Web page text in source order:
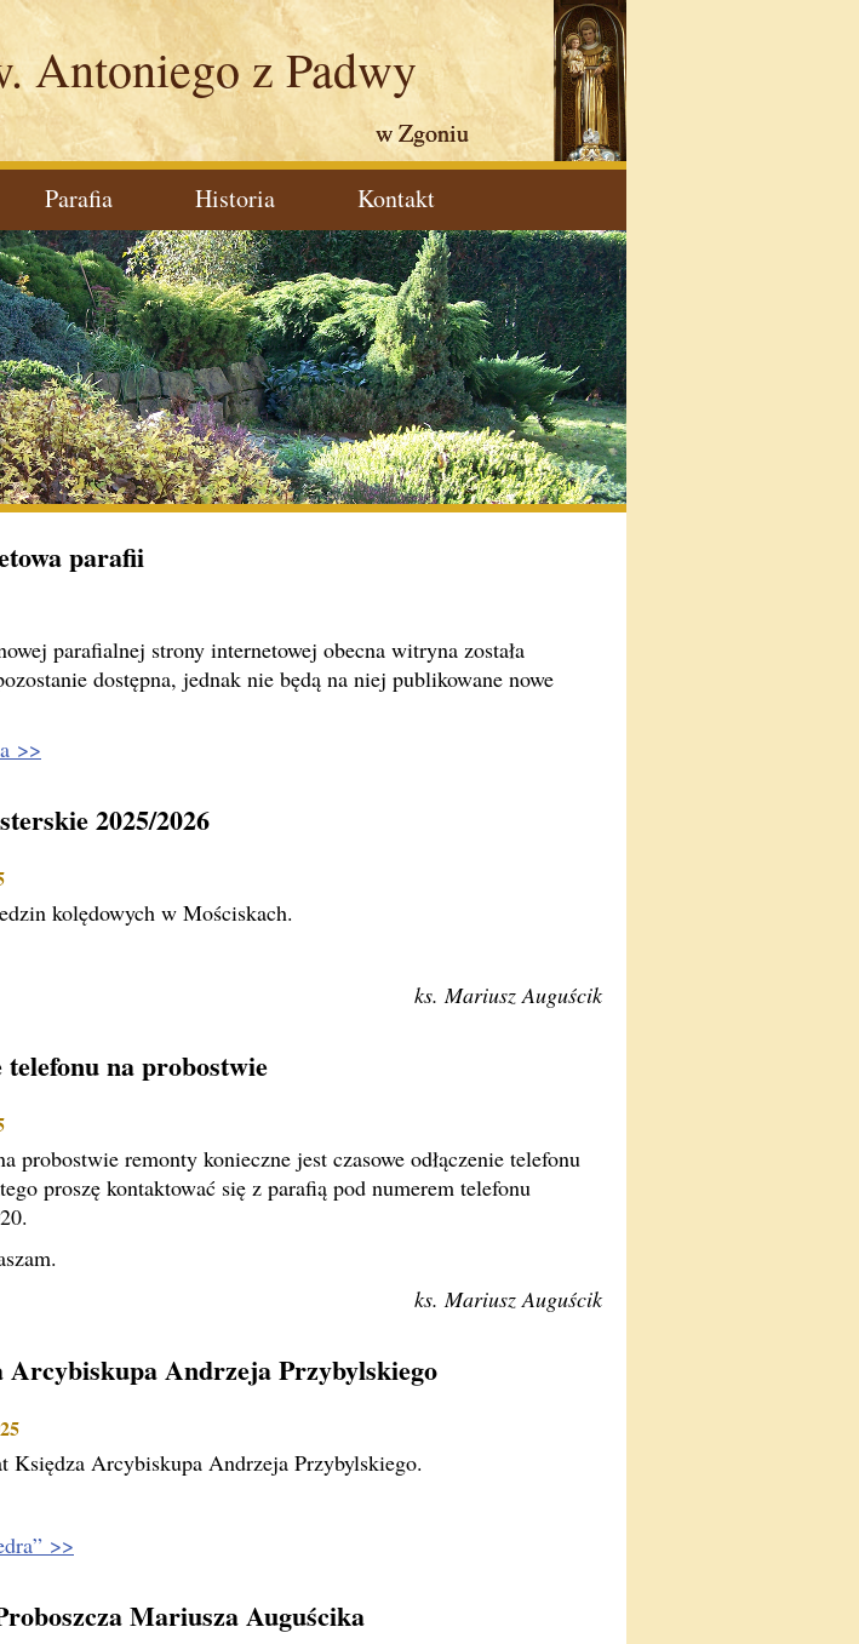
Antoniego z Padwy
w Zgoniu
Parafia Historia Kontakt
parafii
parafialnej strony internetowej obecna witryna została
dostępna, jednak nie będą na niej publikowane nowe
>>
2025/2026
kolędowych w Mościskach.
ks. Mariusz Auguścik
telefonu na probostwie
probostwie remonty konieczne jest czasowe odłączenie telefonu
proszę kontaktować się z parafią pod numerem telefonu
ks. Mariusz Auguścik
Andrzeja Przybylskiego
Księdza Arcybiskupa Andrzeja Przybylskiego.
>>
Mariusza Auguścika